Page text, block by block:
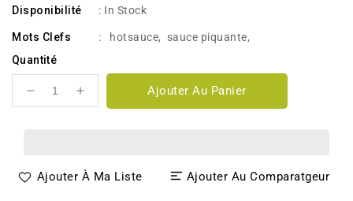
Disponibilité : In Stock
Mots Clefs : hotsauce, sauce piquante,
Quantité
Réduire
Papaya
Augmenter
Papaya
Ajouter Au Panier
Ajouter À Ma Liste Ajouter Au Comparatgeur